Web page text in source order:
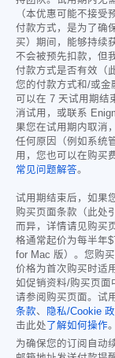
（本优惠可能不接
付款方式，是为了确
买）期间，能够持续
不会被预先扣款，但
付款方式是否有效（
您的付款方式和/或金
可以在 7 天试用期结
消试用，或联系
果您在试用期内取消
任何原因（例如系统
用，您也可以在购买
常见问题解答。
试用期结束后，如果
购买页面条款（此处
而异，详情请见购买
格通常起价为每半年
for Mac 版）。您购
价格为首次购买时适
如促销资料/购买页面
请参阅购买页面。试
条款、 隐私/Cookie
击此处 了解如何操作。
为确保您的订阅自动